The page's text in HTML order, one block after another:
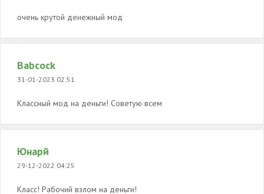
очень крутой денежный мод
Babcock
31-01-2023 02:51
Классный мод на деньги! Советую всем
Юнарй
29-12-2022 04:25
Класс! Рабочий взлом на деньги!